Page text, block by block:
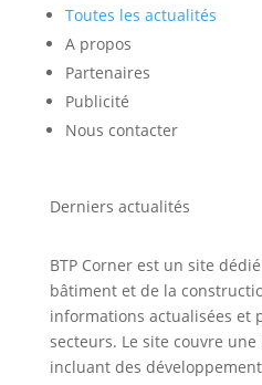
Toutes les actualités
A propos
Partenaires
Publicité
Nous contacter
Derniers actualités
BTP Corner est un site
bâtiment et de la
informations actualisées et
secteurs. Le site couvre
incluant des